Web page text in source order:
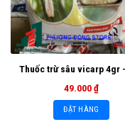
Thuốc trừ sâu vicarp 4gr
49.000₫
ĐẶT HÀNG